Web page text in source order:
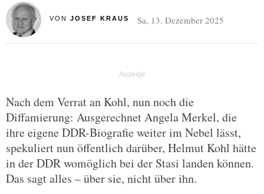
VON JOSEF KRAUS Sa, 13. Dezember 2025
Nach dem Verrat an Kohl, nun noch die
Diffamierung: Ausgerechnet Angela Merkel, die
ihre eigene DDR-Biografie weiter im Nebel lässt,
spekuliert nun öffentlich darüber, Helmut Kohl hätte
in der DDR womöglich bei der Stasi landen können.
Das sagt alles – über sie, nicht über ihn.